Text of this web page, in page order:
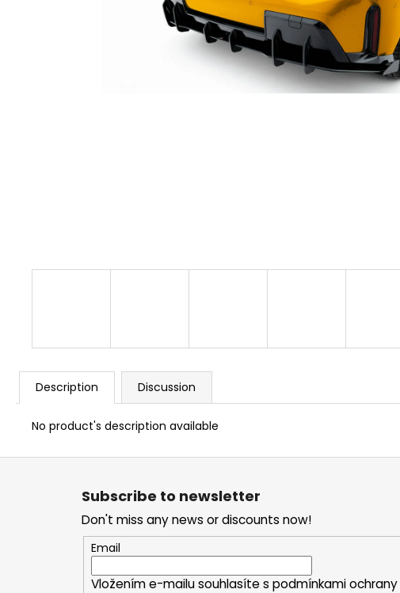
Description Discussion
No product's description available
GIFT VOUCHER ON-LINE
NGK
2.0TFSI
€34
F
Subscribe to newsletter
Don't miss any news or discounts now!
Email
Vložením e-mailu souhlasíte s podmínkami